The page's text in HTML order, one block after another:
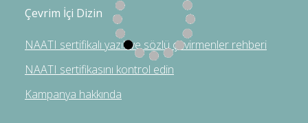
Çevrim İçi Dizin
NAATI sertifikalı yazılı ve sözlü çevirmenler rehberi
NAATI sertifikasını kontrol edin
Kampanya hakkında